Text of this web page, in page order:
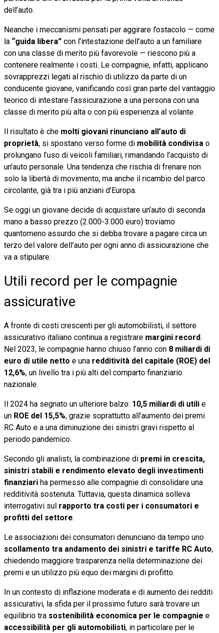
dell’auto.
Neanche i meccanismi pensati per aggirare l’ostacolo — come
la “guida libera” con l’intestazione dell’auto a un familiare
con una classe di merito più favorevole — riescono più a
contenere realmente i costi. Le compagnie, infatti, applicano
sovrapprezzi legati al rischio di utilizzo da parte di un
conducente giovane, vanificando così gran parte del vantaggio
teorico di intestare l’assicurazione a una persona con una
classe di merito più alta o con più esperienza al volante.
Il risultato è che molti giovani rinunciano all’auto di
proprietà, si spostano verso forme di mobilità condivisa o
prolungano l’uso di veicoli familiari, rimandando l’acquisto di
un’auto personale. Una tendenza che rischia di frenare non
solo la libertà di movimento, ma anche il ricambio del parco
circolante, già tra i più anziani d’Europa.
Se oggi un giovane decide di acquistare un’auto di seconda
mano a basso prezzo (2.000-3.000 euro) troviamo
quantomeno assurdo che si debba trovare a pagare circa un
terzo del valore dell’auto per ogni anno di assicurazione che
va a stipulare.
Utili record per le compagnie
assicurative
A fronte di costi crescenti per gli automobilisti, il settore
assicurativo italiano continua a registrare margini record.
Nel 2023, le compagnie hanno chiuso l’anno con 8 miliardi di
euro di utile netto e una redditività del capitale (ROE) del
12,6%, un livello tra i più alti del comparto finanziario
nazionale.
Il 2024 ha segnato un ulteriore balzo: 10,5 miliardi di utili e
un ROE del 15,5%, grazie soprattutto all’aumento dei premi
RC Auto e a una diminuzione dei sinistri gravi rispetto al
periodo pandemico.
Secondo gli analisti, la combinazione di premi in crescita,
sinistri stabili e rendimento elevato degli investimenti
finanziari ha permesso alle compagnie di consolidare una
redditività sostenuta. Tuttavia, questa dinamica solleva
interrogativi sul rapporto tra costi per i consumatori e
profitti del settore.
Le associazioni dei consumatori denunciano da tempo uno
scollamento tra andamento dei sinistri e tariffe RC Auto,
chiedendo maggiore trasparenza nella determinazione dei
premi e un utilizzo più equo dei margini di profitto.
In un contesto di inflazione moderata e di aumento dei redditi
assicurativi, la sfida per il prossimo futuro sarà trovare un
equilibrio tra sostenibilità economica per le compagnie e
accessibilità per gli automobilisti, in particolare per le